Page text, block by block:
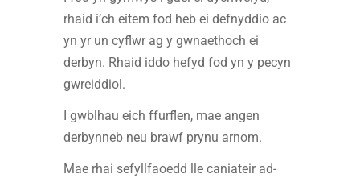
rhaid i’ch eitem fod heb ei defnyddio ac
yn yr un cyflwr ag y gwnaethoch ei
derbyn. Rhaid iddo hefyd fod yn y pecyn
gwreiddiol.
I gwblhau eich ffurflen, mae angen
derbynneb neu brawf prynu arnom.
Mae rhai sefyllfaoedd lle caniateir ad-